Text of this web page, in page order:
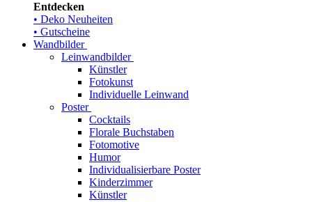
Entdecken
• Deko Neuheiten
• Gutscheine
Wandbilder
Leinwandbilder
Künstler
Fotokunst
Individuelle Leinwand
Poster
Cocktails
Florale Buchstaben
Fotomotive
Humor
Individualisierbare Poster
Kinderzimmer
Künstler